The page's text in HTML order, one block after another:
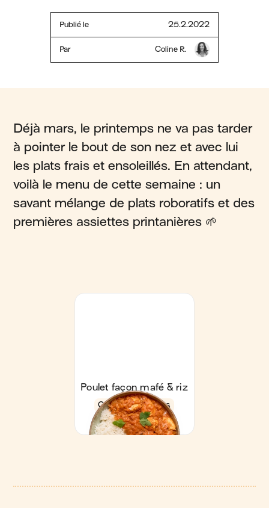
Publié le 25.2.2022
Par Coline R.
Déjà mars, le printemps ne va pas tarder
à pointer le bout de son nez et avec lui
les plats frais et ensoleillés. En attendant,
voilà le menu de cette semaine : un
savant mélange de plats roboratifs et des
premières assiettes printanières 🌱